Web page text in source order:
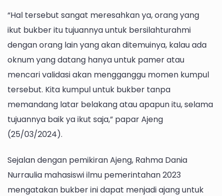
“Hal tersebut sangat meresahkan ya, orang yang
ikut bukber itu tujuannya untuk bersilahturahmi
dengan orang lain yang akan ditemuinya, kalau ada
oknum yang datang hanya untuk pamer atau
mencari validasi akan mengganggu momen kumpul
tersebut. Kita kumpul untuk bukber tanpa
memandang latar belakang atau apapun itu, selama
tujuannya baik ya ikut saja,” papar Ajeng
(25/03/2024).
Sejalan dengan pemikiran Ajeng, Rahma Dania
Nurraulia mahasiswi ilmu pemerintahan 2023
mengatakan bukber ini dapat menjadi ajang untuk